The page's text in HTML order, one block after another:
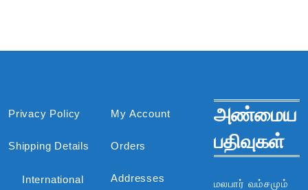
Privacy Policy
Shipping Details
International
My Account
Orders
Addresses
அண்மைய
பதிவுகள்
மலபார் வம்சமும்